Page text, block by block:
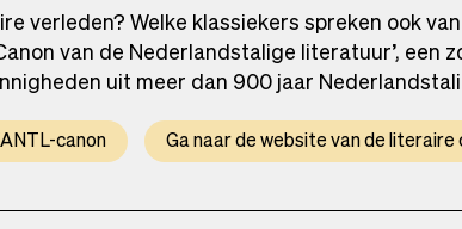
verleden? Welke klassiekers spreken ook
van de Nederlandstalige literatuur’, een
uit meer dan 900 jaar
canon Ga naar de website van de literaire